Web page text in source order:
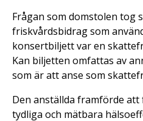
Frågan som domstolen tog
friskvårdsbidrag som
konsertbiljett var en
Kan biljetten omfattas av
som är att anse som
Den anställda framförde att
tydliga och mätbara